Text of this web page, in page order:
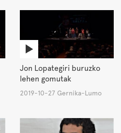
Jon Lopategiri buruzko
lehen gomutak
2019-10-27 Gernika-Lumo